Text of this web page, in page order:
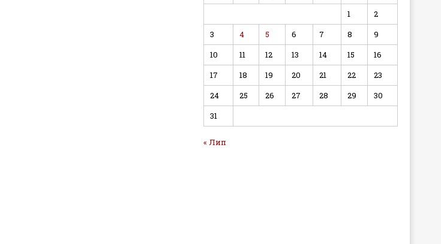
1
2
3
4 5 6 7 8
9
10
11 12 13 14 15
16
17
18 19 20 21 22
23
24
25 26 27 28 29
30
31
« Лип